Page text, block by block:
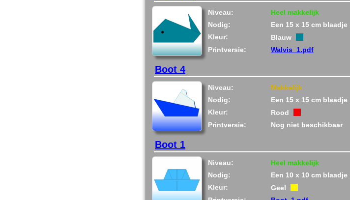
Niveau:
Heel makkelijk
Nodig:
Een 15 x 15 cm blaadje
Kleur:
Blauw
Printversie:
Walvis_1.pdf
Boot 4
Niveau:
Makkelijk
Nodig:
Een 15 x 15 cm blaadje
Kleur:
Rood
Printversie:
Nog niet beschikbaar
Boot 1
Niveau:
Heel makkelijk
Nodig:
Een 10 x 10 cm blaadje
Kleur:
Geel